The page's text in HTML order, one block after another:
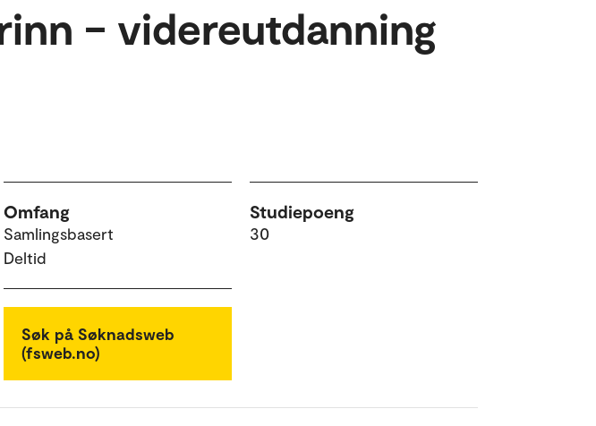
– videreutdanning
Omfang
Samlingsbasert
Deltid
Studiepoeng
30
Søk på Søknadsweb
(fsweb.no)